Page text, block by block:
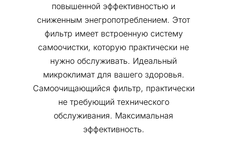
повышенной эффективностью и
сниженным энегропотреблением. Этот
фильтр имеет встроенную систему
самоочистки, которую практически не
нужно обслуживать. Идеальный
микроклимат для вашего здоровья.
Самоочищающийся фильтр, практически
не требующий технического
обслуживания. Максимальная
эффективность.